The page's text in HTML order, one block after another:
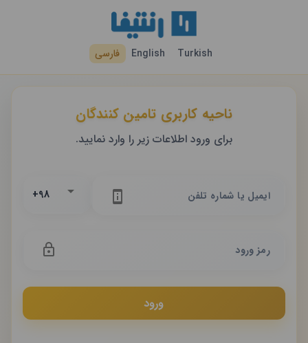
Turkish
English فارسی
ناحیه کاربری تامین کنندگان
برای ورود اطلاعات زیر را وارد نمایید.
ایمیل یا شماره تلفن
رمز ورود
ورود